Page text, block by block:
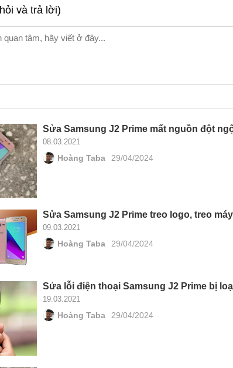
và trả lời)
Sửa Samsung J2 Prime mất nguồn đột
08.03.2021
Hoàng Taba 29/04/2024
Sửa Samsung J2 Prime treo logo, treo
09.03.2021
Hoàng Taba 29/04/2024
Sửa lỗi điện thoại Samsung J2 Prime bị
19.03.2021
Hoàng Taba 29/04/2024